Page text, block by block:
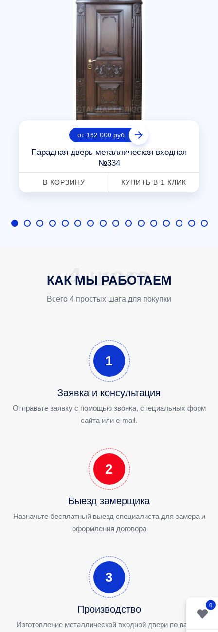
0
от 162 000 руб.
Парадная дверь металлическая входная
№334
В КОРЗИНУ КУПИТЬ В 1 КЛИК
КАК МЫ РАБОТАЕМ
Всего 4 простых шага для покупки
1
Заявка и консультация
Отправьте заявку с помощью звонка, специальных форм
сайта или e-mail.
2
Выезд замерщика
Назначьте бесплатный выезд специалиста для замера и
оформления договора
3
Производство
Изготовление металлической входной двери по вашим